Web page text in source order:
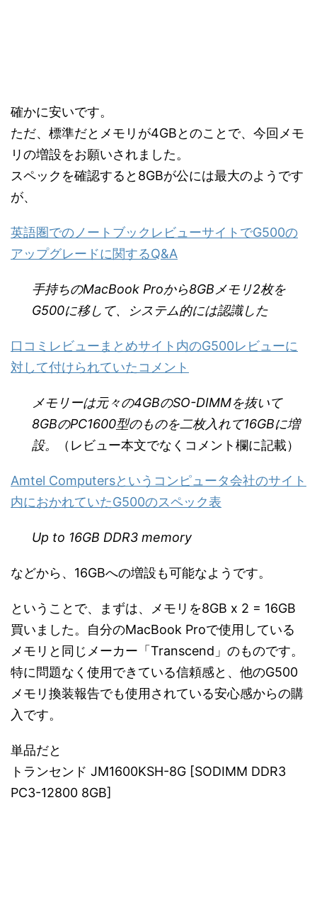
確かに安いです。
ただ、標準だとメモリが4GBとのことで、今回メモ
リの増設をお願いされました。
スペックを確認すると8GBが公には最大のようです
が、
英語圏でのノートブックレビューサイトでG500の
アップグレードに関するQ&A
手持ちのMacBook Proから8GBメモリ2枚を
G500に移して、システム的には認識した
口コミレビューまとめサイト内のG500レビューに
対して付けられていたコメント
メモリーは元々の4GBのSO-DIMMを抜いて
8GBのPC1600型のものを二枚入れて16GBに増
設。
（レビュー本文でなくコメント欄に記載）
Amtel Computersというコンピュータ会社のサイト
内におかれていたG500のスペック表
Up to 16GB DDR3 memory
などから、16GBへの増設も可能なようです。
ということで、まずは、メモリを8GB x 2 = 16GB
買いました。自分のMacBook Proで使用している
メモリと同じメーカー「Transcend」のものです。
特に問題なく使用できている信頼感と、他のG500
メモリ換装報告でも使用されている安心感からの購
入です。
単品だと
トランセンド JM1600KSH-8G [SODIMM DDR3
PC3-12800 8GB]